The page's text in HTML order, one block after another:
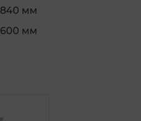
840 мм
600 мм